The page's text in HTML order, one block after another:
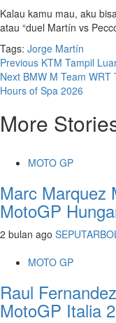
Kalau kamu mau, aku
atau “duel Martín vs
Tags: Jorge Martín
Post
navigation
Previous KTM Tampil
Next BMW M Team
Hours of Spa 2026
More
MOTO GP
Marc Marquez
MotoGP
2 bulan ago
MOTO GP
Raul
MotoGP Italia